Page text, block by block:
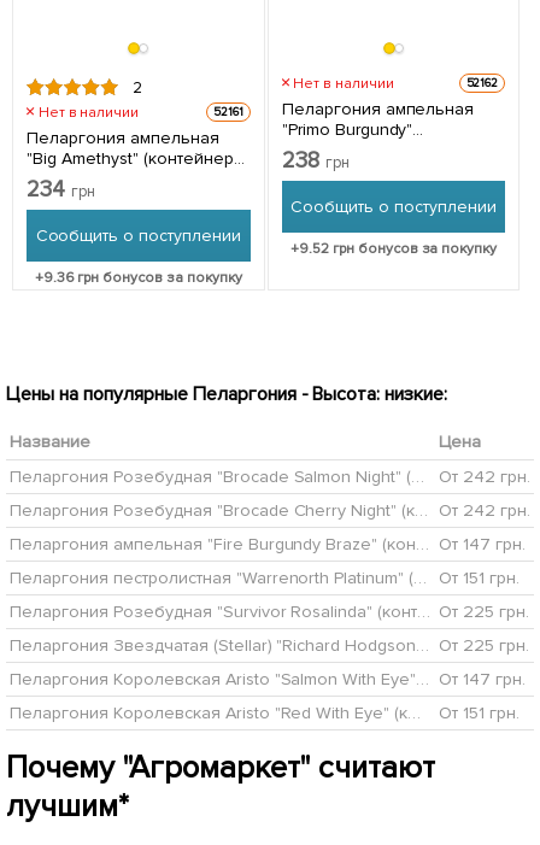
2
Нет в наличии 52161
Пеларгония ампельная
"Big Amethyst" (контейнер
№ 10, высота 10-20 см) 1
саженец в упаковке
234 грн
Сообщить о поступлении
+9.36грн бонусов за покупку
Нет в наличии 52162
Пеларгония ампельная
"Primo Burgundy"
(контейнер № 10, высота
10-20 см) 1 саженец в
238 грн
Сообщить о поступлении
+9.52грн бонусов за покупку
Цены на популярные Пеларгония - Высота: низкие:
Название
Цена
Пеларгония Розебудная "Brocade Salmon Night" (контейнер № 10, высота 10-20 см)
От 242 грн.
Пеларгония Розебудная "Brocade Cherry Night" (контейнер № 10, высота 10-20 см)
От 242 грн.
Пеларгония ампельная "Fire Burgundy Braze" (контейнер № 10, высота 10-20 см) От 147 грн.
Пеларгония пестролистная "Warrenorth Platinum" (контейнер № 10, высота 10-20 см)
От 151 грн.
Пеларгония Розебудная "Survivor Rosalinda" (контейнер № 10, высота 10-20 см) От 225 грн.
Пеларгония Звездчатая (Stellar) "Richard Hodgson" (контейнер № 10, высота 10-20 см) От 225 грн.
Пеларгония Королевская Aristo "Salmon With Eye" (контейнер № 10, высота 10-20 см) От 147 грн.
Пеларгония Королевская Aristo "Red With Eye" (контейнер № 10, высота 10-20 см)
От 151 грн.
Почему "Агромаркет" считают
лучшим*